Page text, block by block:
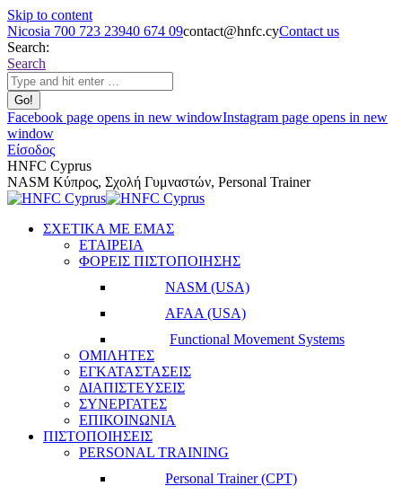
Skip to content
Nicosia 700 723 23940 674 09contact@hnfc.cyContact us
Search:
Search
Facebook page opens in new windowInstagram page opens in new
window
Είσοδος
HNFC Cyprus
NASM Κύπρος, Σχολή Γυμναστών, Personal Trainer
ΣΧΕΤΙΚΑ ΜΕ ΕΜΑΣ
ΕΤΑΙΡΕΙΑ
ΦΟΡΕΙΣ ΠΙΣΤΟΠΟΙΗΣΗΣ
NASM (USA)
AFAA (USA)
Functional Movement Systems
ΟΜΙΛΗΤΕΣ
ΕΓΚΑΤΑΣΤΑΣΕΙΣ
ΔΙΑΠΙΣΤΕΥΣΕΙΣ
ΣΥΝΕΡΓΑΤΕΣ
ΕΠΙΚΟΙΝΩΝΙΑ
ΠΙΣΤΟΠΟΙΗΣΕΙΣ
PERSONAL TRAINING
Personal Trainer (CPT)